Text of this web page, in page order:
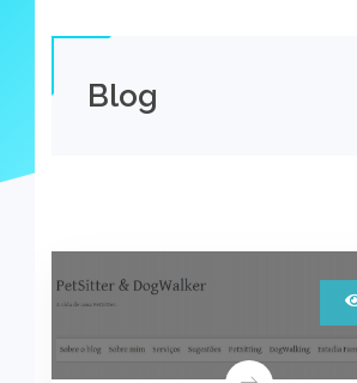
Blog